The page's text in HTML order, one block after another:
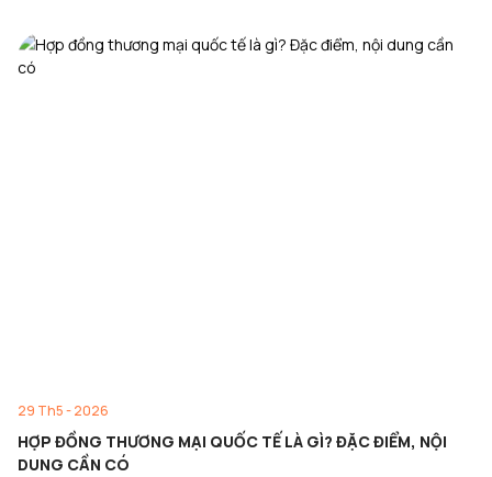
29 Th5 - 2026
HỢP ĐỒNG THƯƠNG MẠI QUỐC TẾ LÀ GÌ? ĐẶC ĐIỂM, NỘI
DUNG CẦN CÓ